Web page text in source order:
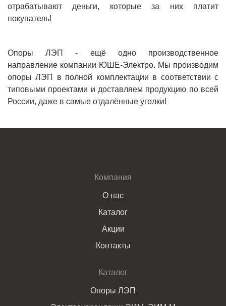
отрабатывают деньги, которые за них платит
покупатель!
Опоры ЛЭП - ещё одно производственное
направление компании ЮШЕ-Электро. Мы производим
опоры ЛЭП в полной комплектации в соответствии с
типовыми проектами и доставляем продукцию по всей
России, даже в самые отдалённые уголки!
Компания
О нас
Каталог
Акции
Контакты
Каталог
Опоры ЛЭП